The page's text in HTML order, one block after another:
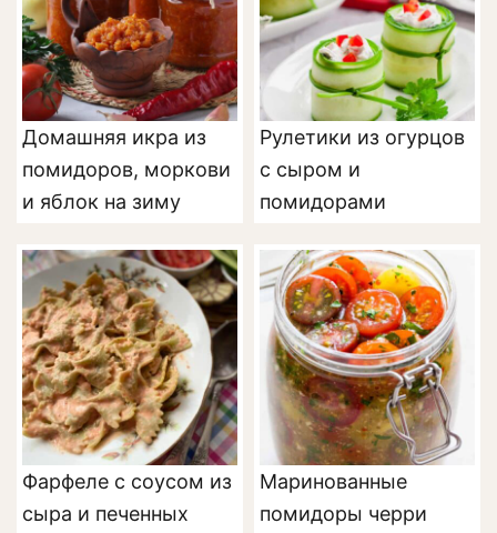
Домашняя икра из
помидоров, моркови
и яблок на зиму
Рулетики из огурцов
с сыром и
помидорами
Фарфеле с соусом из
сыра и печенных
Маринованные
помидоры черри